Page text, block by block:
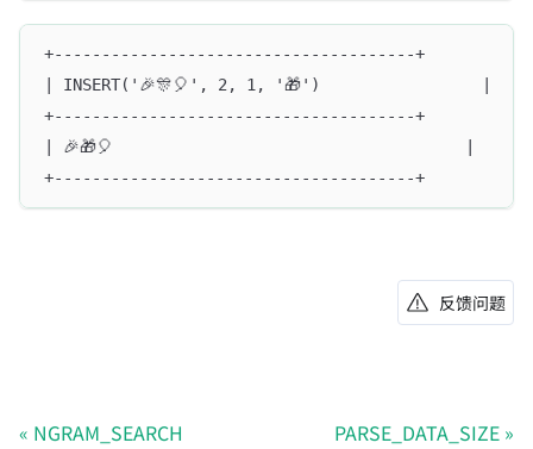
+--------------------------------------+
| INSERT('🎉🎊🎈', 2, 1, '🎁')                 |
+--------------------------------------+
| 🎉🎁🎈                                     |
+--------------------------------------+
反馈问题
NGRAM_SEARCH PARSE_DATA_SIZE